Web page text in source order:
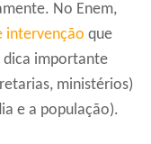
No Enem,
intervenção que
dica importante
ministérios)
e a população).